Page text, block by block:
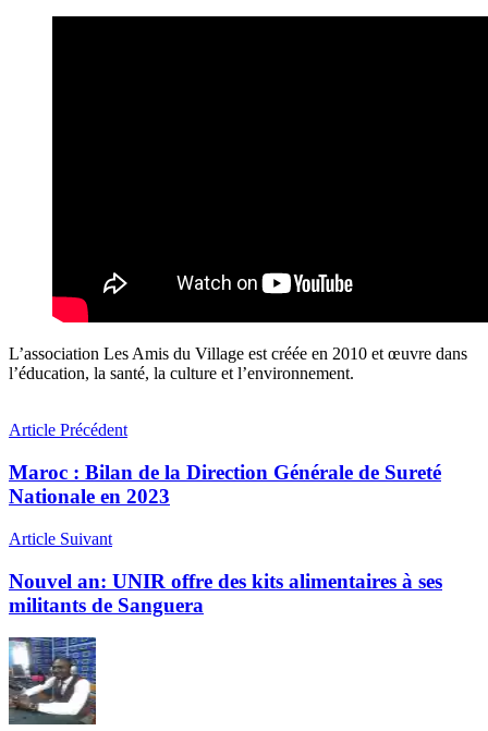
L’association Les Amis du Village est créée en 2010 et œuvre dans
l’éducation, la santé, la culture et l’environnement.
Article Précédent
Maroc : Bilan de la Direction Générale de Sureté
Nationale en 2023
Article Suivant
Nouvel an: UNIR offre des kits alimentaires à ses
militants de Sanguera